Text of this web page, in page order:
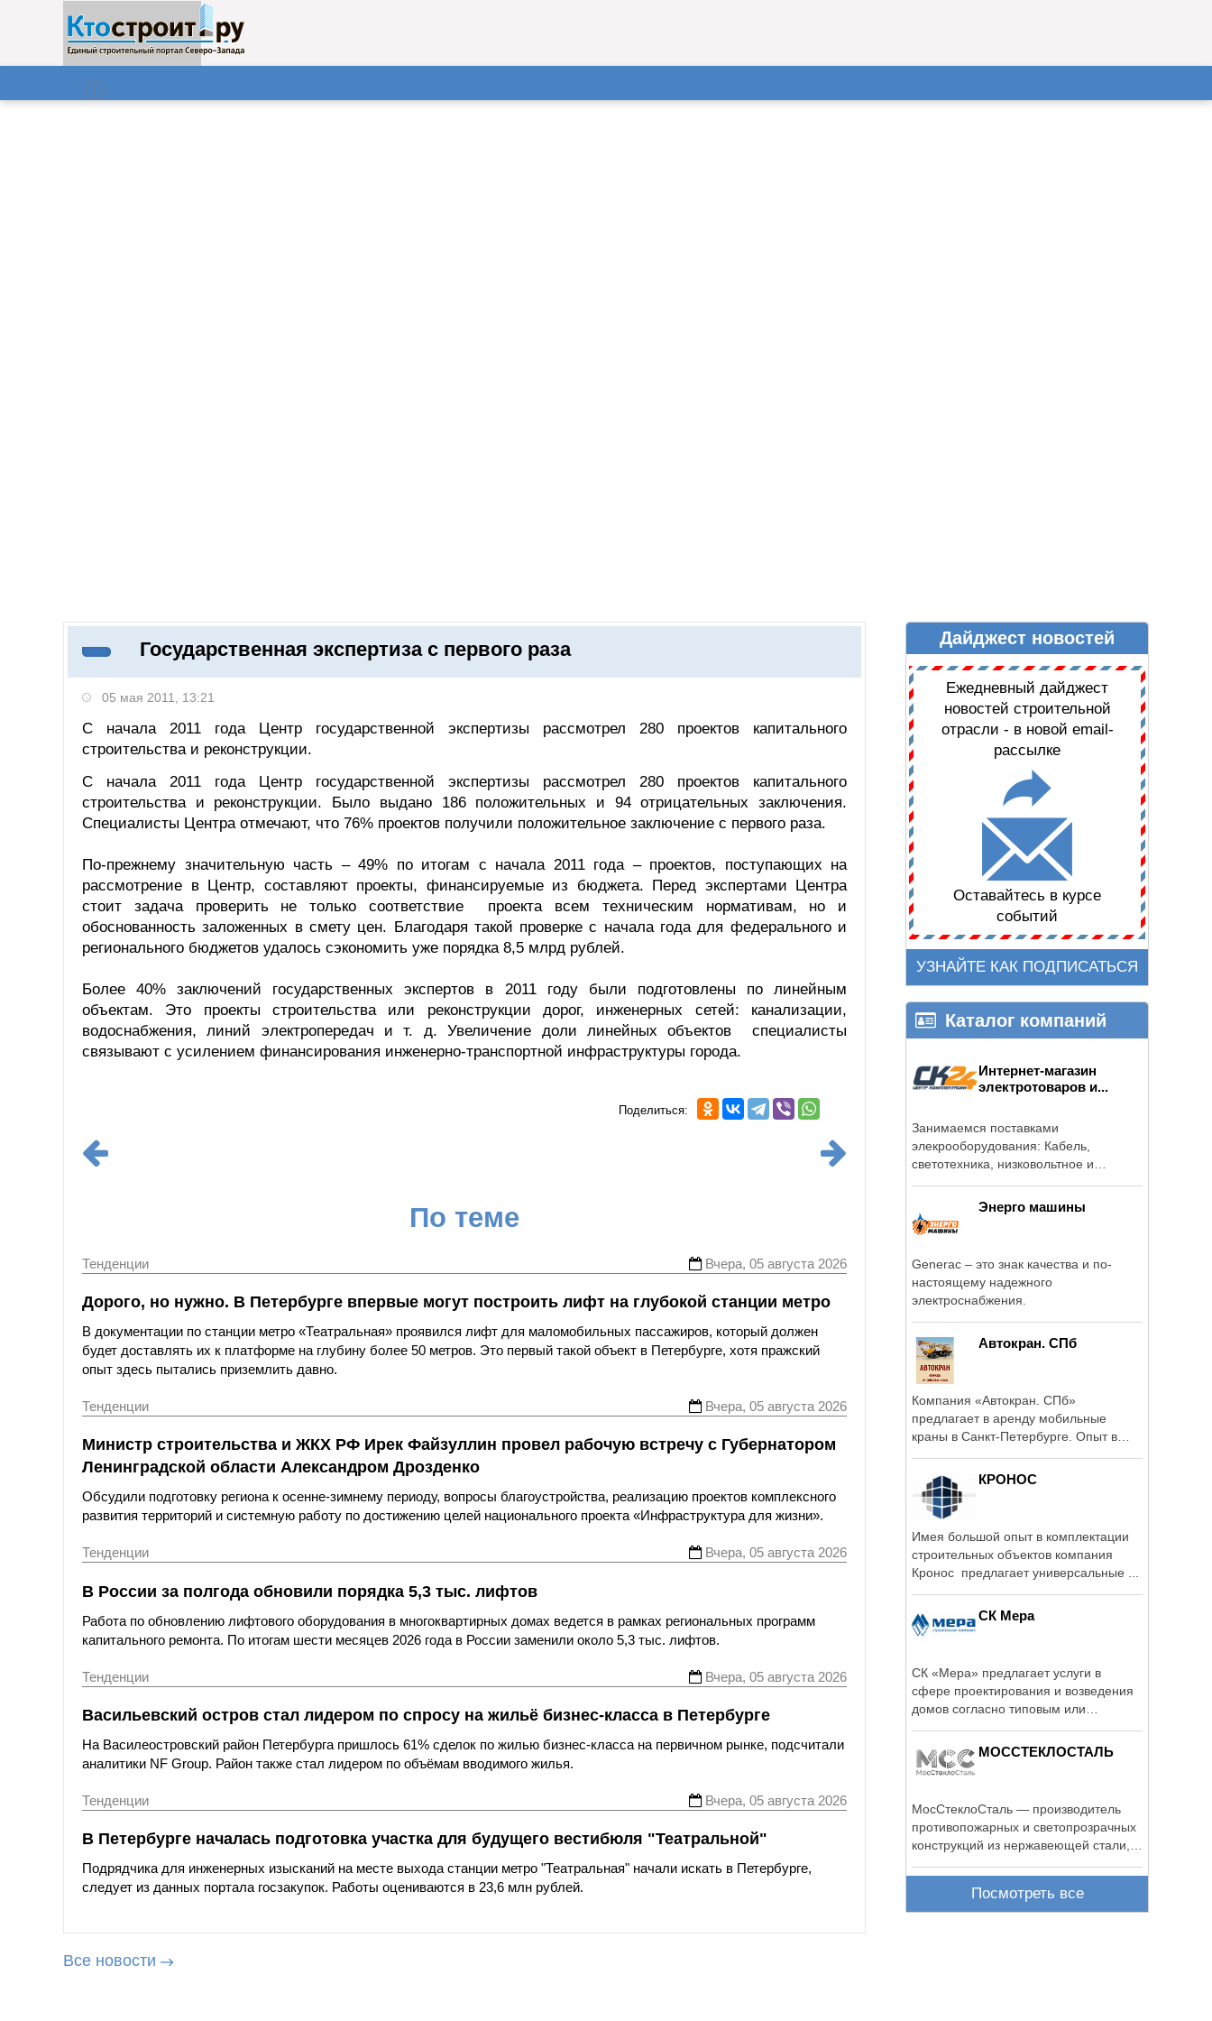
Поиск
ДАЙДЖЕСТ НОВОСТЕЙ
Государственная экспертиза с первого раза
05 мая 2011, 13:21
С начала 2011 года Центр государственной экспертизы рассмотрел 280 проектов капитального
строительства и реконструкции.
С начала 2011 года Центр государственной экспертизы рассмотрел 280 проектов капитального
строительства и реконструкции. Было выдано 186 положительных и 94 отрицательных заключения.
Специалисты Центра отмечают, что 76% проектов получили положительное заключение с первого раза.
По-прежнему значительную часть – 49% по итогам с начала 2011 года – проектов, поступающих на
рассмотрение в Центр, составляют проекты, финансируемые из бюджета. Перед экспертами Центра
стоит задача проверить не только соответствие проекта всем техническим нормативам, но и
обоснованность заложенных в смету цен. Благодаря такой проверке с начала года для федерального и
регионального бюджетов удалось сэкономить уже порядка 8,5 млрд рублей.
Более 40% заключений государственных экспертов в 2011 году были подготовлены по линейным
объектам. Это проекты строительства или реконструкции дорог, инженерных сетей: канализации,
водоснабжения, линий электропередач и т. д. Увеличение доли линейных объектов специалисты
связывают с усилением финансирования инженерно-транспортной инфраструктуры города.
Поделиться:
По теме
Тенденции Вчера, 05 августа 2026
Дорого, но нужно. В Петербурге впервые могут построить лифт на глубокой станции метро
В документации по станции метро «Театральная» проявился лифт для маломобильных пассажиров, который должен
будет доставлять их к платформе на глубину более 50 метров. Это первый такой объект в Петербурге, хотя пражский
опыт здесь пытались приземлить давно.
Тенденции Вчера, 05 августа 2026
Министр строительства и ЖКХ РФ Ирек Файзуллин провел рабочую встречу с Губернатором
Ленинградской области Александром Дрозденко
Обсудили подготовку региона к осенне-зимнему периоду, вопросы благоустройства, реализацию проектов комплексного
развития территорий и системную работу по достижению целей национального проекта «Инфраструктура для жизни».
Тенденции Вчера, 05 августа 2026
В России за полгода обновили порядка 5,3 тыс. лифтов
Работа по обновлению лифтового оборудования в многоквартирных домах ведется в рамках региональных программ
капитального ремонта. По итогам шести месяцев 2026 года в России заменили около 5,3 тыс. лифтов.
Тенденции Вчера, 05 августа 2026
Васильевский остров стал лидером по спросу на жильё бизнес-класса в Петербурге
На Василеостровский район Петербурга пришлось 61% сделок по жилью бизнес-класса на первичном рынке, подсчитали
аналитики NF Group. Район также стал лидером по объёмам вводимого жилья.
Тенденции Вчера, 05 августа 2026
В Петербурге началась подготовка участка для будущего вестибюля "Театральной"
Подрядчика для инженерных изысканий на месте выхода станции метро "Театральная" начали искать в Петербурге,
следует из данных портала госзакупок. Работы оцениваются в 23,6 млн рублей.
Все новости
Дайджест новостей
Ежедневный дайджест
новостей строительной
отрасли - в новой email-
рассылке
Оставайтесь в курсе
событий
УЗНАЙТЕ КАК ПОДПИСАТЬСЯ
Каталог компаний
Интернет-магазин
электротоваров и...
Занимаемся поставками
элекрооборудования: Кабель,
светотехника, низковольтное и
Энерго машины
Generac – это знак качества и по-
настоящему надежного
электроснабжения.
Автокран. СПб
Компания «Автокран. СПб»
предлагает в аренду мобильные
краны в Санкт-Петербурге. Опыт в
КРОНОС
Имея большой опыт в комплектации
строительных объектов компания
Кронос предлагает универсальные ...
СК Мера
СК «Мера» предлагает услуги в
сфере проектирования и возведения
домов согласно типовым или
МОССТЕКЛОСТАЛЬ
МосСтеклоСталь — производитель
противопожарных и светопрозрачных
конструкций из нержавеющей стали,
Посмотреть все